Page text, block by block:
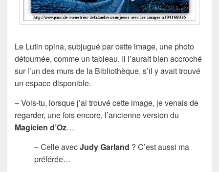
Le Lutin opina, subjugué par cette image, une photo
détournée, comme un tableau. Il l’aurait bien accroché
sur l’un des murs de la Bibliothèque, s’il y avait trouvé
un espace disponible.
– Vois-tu, lorsque j’ai trouvé cette image, je venais de
regarder, une fois encore, l’ancienne version du
Magicien d’Oz…
– Celle avecJudy Garland ? C’est aussi ma
préférée…